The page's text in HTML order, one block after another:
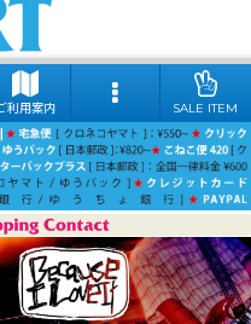
利用案内 SALE ITEM